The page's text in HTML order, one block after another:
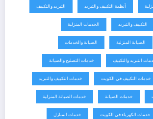
أنظمة التكييف والتبريد التبريد والتكييف
التكييف والتبريد الخدمات المنزلية
الصيانة المنزلية الصيانة والخدمات
التبريد والتكييف خدمات التصليح والصيانة
خدمات التكييف في الكويت خدمات التكييف والتبريد
خدمات الصيانة خدمات الصيانة المنزلية
خدمات الكهرباء في الكويت خدمات المنازل